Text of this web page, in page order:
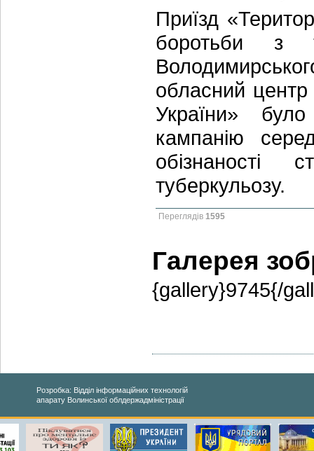
Приїзд
боротьби з
обласний
України»
кампанію
обізнаності
туберкульозу.
Переглядів 1595
Галерея
{gallery}9745{/
Розробка: Відділ інформаційних технологій
апарату Волинської облдержадміністрації